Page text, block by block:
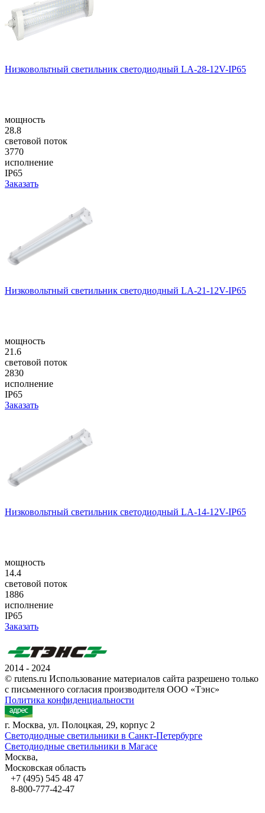
Низковольтный светильник светодиодный LA-28-12V-IP65
мощность
28.8
световой поток
3770
исполнение
IP65
Заказать
Низковольтный светильник светодиодный LA-21-12V-IP65
мощность
21.6
световой поток
2830
исполнение
IP65
Заказать
Низковольтный светильник светодиодный LA-14-12V-IP65
мощность
14.4
световой поток
1886
исполнение
IP65
Заказать
2014 - 2024
© rutens.ru Использование материалов сайта разрешено только
с письменного согласия производителя ООО «Тэнс»
Политика конфиденциальности
г. Москва, ул. Полоцкая, 29, корпус 2
Светодиодные светильники в Санкт-Петербурге
Светодиодные светильники в Магасе
Москва,
Московская область
+7 (495) 545 48 47
8-800-777-42-47